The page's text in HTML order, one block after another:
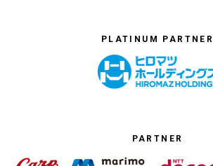
PLATINUM PARTNER
PARTNER